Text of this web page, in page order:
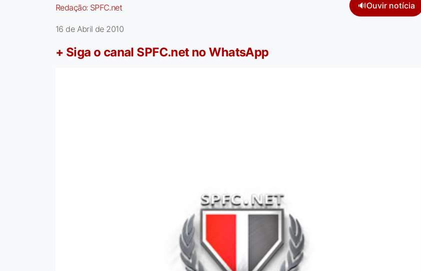
Redação: SPFC.net 🔊Ouvir notícia
16 de Abril de 2010
+ Siga o canal SPFC.net no WhatsApp